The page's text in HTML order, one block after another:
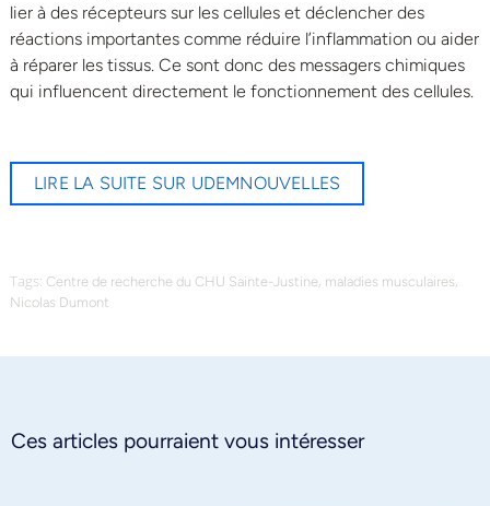
lier à des récepteurs sur les cellules et déclencher des
réactions importantes comme réduire l’inflammation ou aider
à réparer les tissus. Ce sont donc des messagers chimiques
qui influencent directement le fonctionnement des cellules.
LIRE LA SUITE SUR UDEMNOUVELLES
Tags: Centre de recherche du CHU Sainte-Justine, maladies musculaires,
Nicolas Dumont
Ces articles pourraient vous intéresser